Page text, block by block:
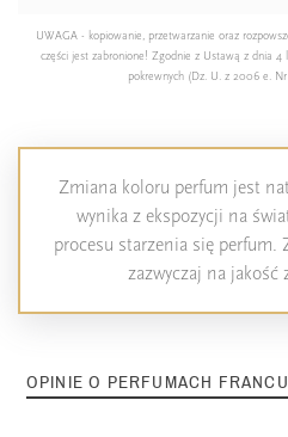
UWAGA - kopiowanie, przetwarzanie oraz
części jest zabronione! Zgodnie z Ustawą z dnia
pokrewnych (Dz. U. z 2006 e.
Zmiana koloru perfum jest
wynika z ekspozycji na
procesu starzenia się perfum.
zazwyczaj na jakość
OPINIE O PERFUMACH